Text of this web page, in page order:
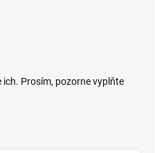
Prosím, pozorne vyplňte